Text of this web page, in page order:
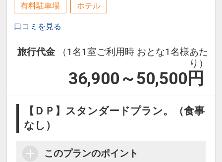
有料駐車場 ホテル
口コミを見る
旅行代金
（1名1室ご利用時 おとな1名様あた
り）
36,900～50,500 円
【ＤＰ】スタンダードプラン。（食事
なし）
このプランのポイント